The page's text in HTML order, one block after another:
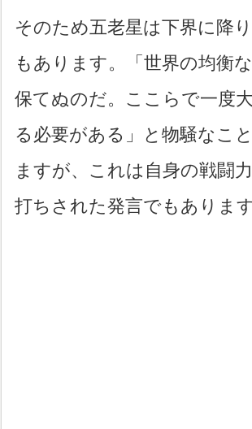
そのため五老星は下界に降
もあります。「世界の均衡
保てぬのだ。ここらで一度
る必要がある」と物騒なこ
ますが、これは自身の戦闘
打ちされた発言でもあります